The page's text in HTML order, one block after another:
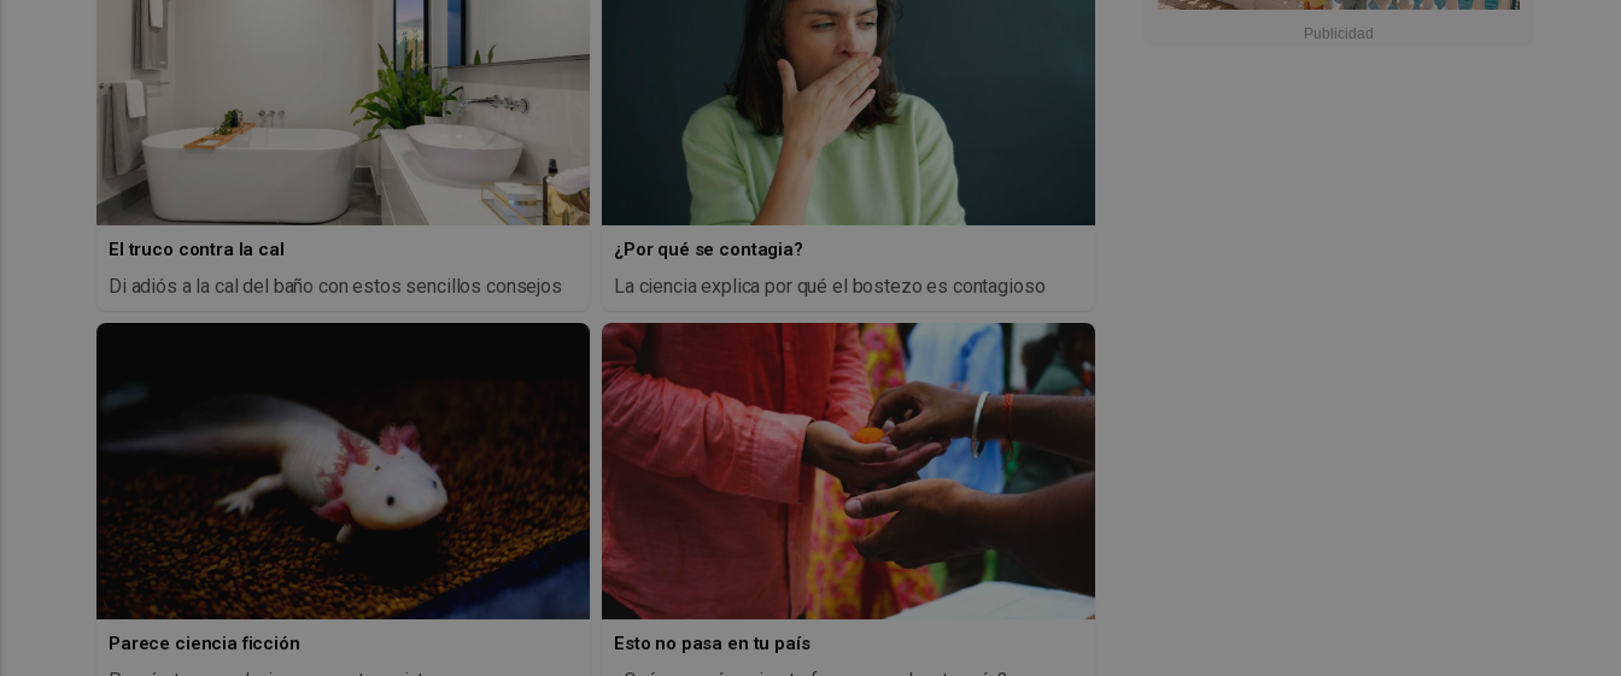
El truco contra la cal
Di adiós a la cal del baño con estos sencillos consejos
¿Por qué se contagia?
La ciencia explica por qué el bostezo es contagioso
Parece ciencia ficción Esto no pasa en tu país